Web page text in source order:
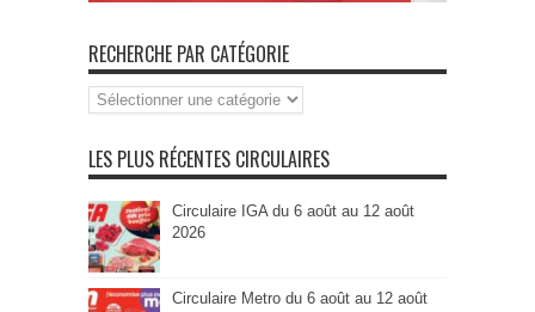
RECHERCHE PAR CATÉGORIE
Recherche
par
LES PLUS RÉCENTES CIRCULAIRES
Circulaire IGA du 6 août au 12 août
2026
Circulaire Metro du 6 août au 12 août